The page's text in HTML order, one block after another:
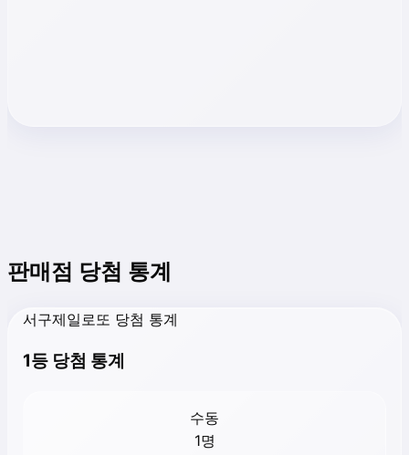
판매점 당첨 통계
서구제일로또 당첨 통계
1등 당첨 통계
수동
1명